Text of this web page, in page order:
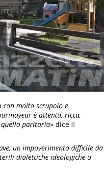
molto scrupolo e
è attenta, ricca,
quella paritaria» dice il
un impoverimento difficile da
dialettiche ideologiche o